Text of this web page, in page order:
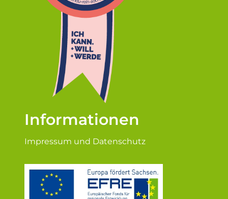
Informationen
Impressum und Datenschutz